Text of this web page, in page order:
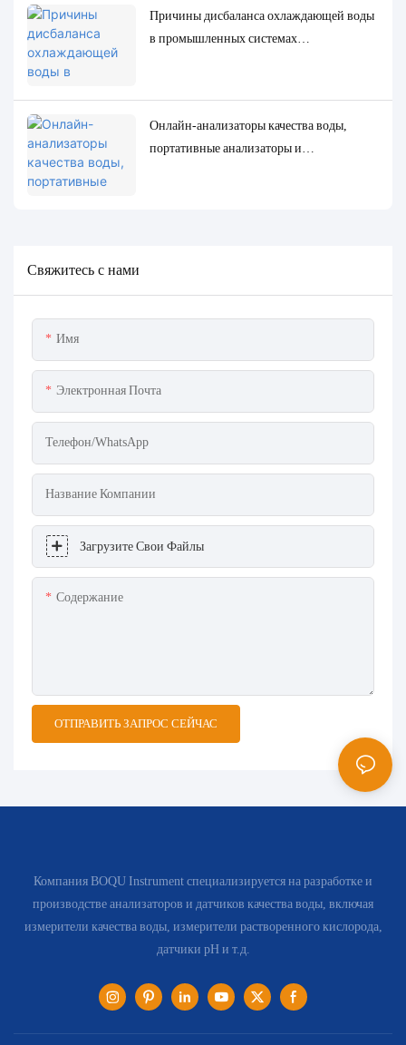
Причины дисбаланса охлаждающей воды
в промышленных системах
Онлайн-анализаторы качества воды,
портативные анализаторы и
Свяжитесь с нами
Имя
Электронная Почта
Телефон/WhatsApp
Название Компании
Загрузите Свои Файлы
Содержание
ОТПРАВИТЬ ЗАПРОС СЕЙЧАС
Компания BOQU Instrument специализируется на разработке и
производстве анализаторов и датчиков качества воды, включая
измерители качества воды, измерители растворенного кислорода,
датчики pH и т.д.